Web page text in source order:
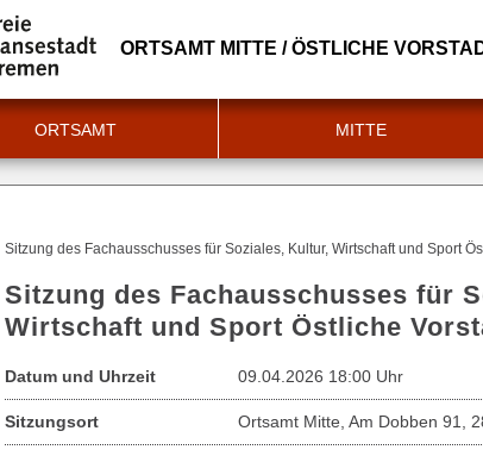
ORTSAMT MITTE / ÖSTLICHE
ORTSAMT MITTE
Sitzung des Fachausschusses für Soziales, Kultur, Wirtschaft und Sport
Sitzung des Fachausschusses für
Wirtschaft und Sport Östliche
Datum und Uhrzeit 09.04.2026 18:00 Uhr
Sitzungsort Ortsamt Mitte, Am Dobben 91,